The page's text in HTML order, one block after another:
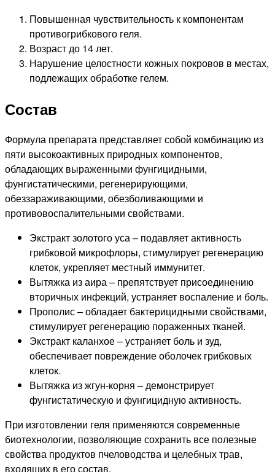
Повышенная чувствительность к компонентам
противогрибкового геля.
Возраст до 14 лет.
Нарушение целостности кожных покровов в местах,
подлежащих обработке гелем.
Состав
Формула препарата представляет собой комбинацию из
пяти высокоактивных природных компонентов,
обладающих выраженными фунгицидными,
фунгистатическими, регенерирующими,
обеззараживающими, обезболивающими и
противовоспалительными свойствами.
Экстракт золотого уса – подавляет активность
грибковой микрофлоры, стимулирует регенерацию
клеток, укрепляет местный иммунитет.
Вытяжка из аира – препятствует присоединению
вторичных инфекций, устраняет воспаление и боль.
Прополис – обладает бактерицидными свойствами,
стимулирует регенерацию пораженных тканей.
Экстракт каланхое – устраняет боль и зуд,
обеспечивает повреждение оболочек грибковых
клеток.
Вытяжка из жгун-корня – демонстрирует
фунгистатическую и фунгицидную активность.
При изготовлении геля применяются современные
биотехнологии, позволяющие сохранить все полезные
свойства продуктов пчеловодства и целебных трав,
входящих в его состав.